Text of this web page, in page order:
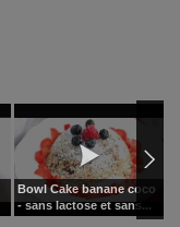
Bowl Cake banane coco
- sans lactose et sans...